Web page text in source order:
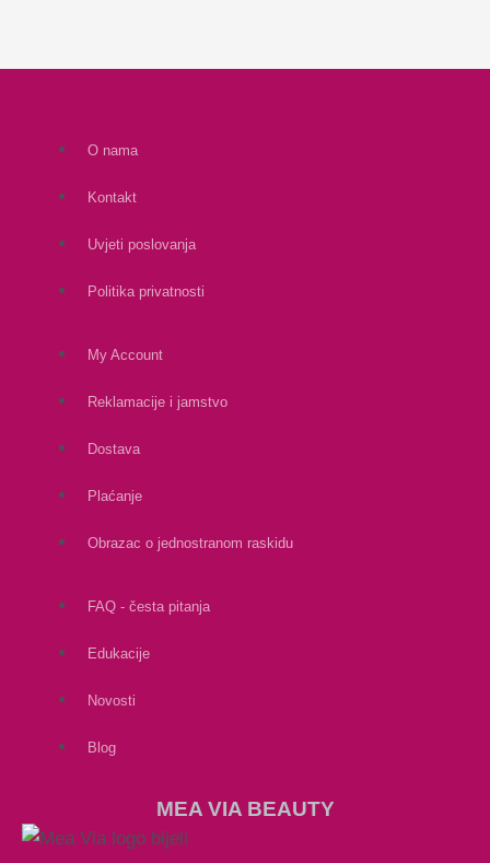
O nama
Kontakt
Uvjeti poslovanja
Politika privatnosti
My Account
Reklamacije i jamstvo
Dostava
Plaćanje
Obrazac o jednostranom raskidu
FAQ - česta pitanja
Edukacije
Novosti
Blog
MEA VIA BEAUTY